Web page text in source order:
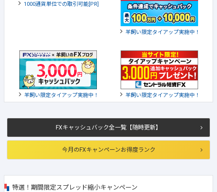
FXキャッシュバック全一覧【随時更新】
今月のFXキャンペーンお得度ランク
特選！期間限定スプレッド縮小キャンペーン
1000通貨単位での取引可能[PR]
羊飼い限定タイアップ実施中！
羊飼い限定タイアップ実施中！ 羊飼い限定タイアップ実施中！